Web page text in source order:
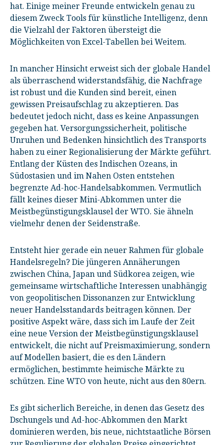
hat. Einige meiner Freunde entwickeln genau zu
diesem Zweck Tools für künstliche Intelligenz, denn
die Vielzahl der Faktoren übersteigt die
Möglichkeiten von Excel-Tabellen bei Weitem.
In mancher Hinsicht erweist sich der globale Handel
als überraschend widerstandsfähig, die Nachfrage
ist robust und die Kunden sind bereit, einen
gewissen Preisaufschlag zu akzeptieren. Das
bedeutet jedoch nicht, dass es keine Anpassungen
gegeben hat. Versorgungssicherheit, politische
Unruhen und Bedenken hinsichtlich des Transports
haben zu einer Regionalisierung der Märkte geführt.
Entlang der Küsten des Indischen Ozeans, in
Südostasien und im Nahen Osten entstehen
begrenzte Ad-hoc-Handelsabkommen. Vermutlich
fällt keines dieser Mini-Abkommen unter die
Meistbegünstigungsklausel der WTO. Sie ähneln
vielmehr denen der Seidenstraße.
Entsteht hier gerade ein neuer Rahmen für globale
Handelsregeln? Die jüngeren Annäherungen
zwischen China, Japan und Südkorea zeigen, wie
gemeinsame wirtschaftliche Interessen unabhängig
von geopolitischen Dissonanzen zur Entwicklung
neuer Handelsstandards beitragen können. Der
positive Aspekt wäre, dass sich im Laufe der Zeit
eine neue Version der Meistbegünstigungsklausel
entwickelt, die nicht auf Preismaximierung, sondern
auf Modellen basiert, die es den Ländern
ermöglichen, bestimmte heimische Märkte zu
schützen. Eine WTO von heute, nicht aus den 80ern.
Es gibt sicherlich Bereiche, in denen das Gesetz des
Dschungels und Ad-hoc-Abkommen den Markt
dominieren werden, bis neue, nichtstaatliche Börsen